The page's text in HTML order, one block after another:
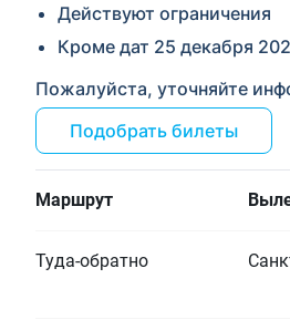
Действуют ограничения
Кроме дат 25 декабря
Пожалуйста, уточняйте
Подобрать билеты
Маршрут
Туда-обратно